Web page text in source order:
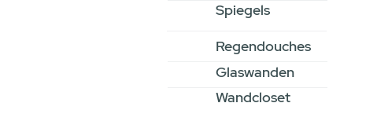
Spiegels
Regendouches
Glaswanden
Wandcloset